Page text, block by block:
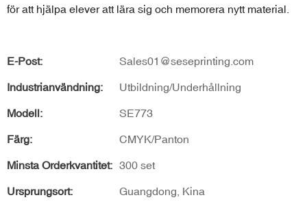
för att hjälpa elever att lära sig och memorera nytt material.
E-Post: Sales01@seseprinting.com
Industrianvändning: Utbildning/Underhållning
Modell: SE773
Färg: CMYK/Panton
Minsta Orderkvantitet: 300 set
Ursprungsort: Guangdong, Kina